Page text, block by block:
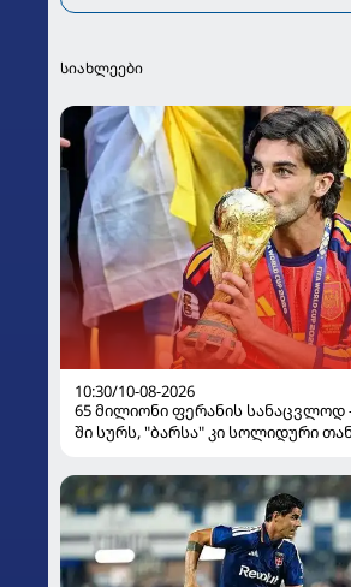
სიახლეები
10:30/10-08-2026
65 მილიონი ფერანის
ში სურს, "ბარსა" კი სოლიდური